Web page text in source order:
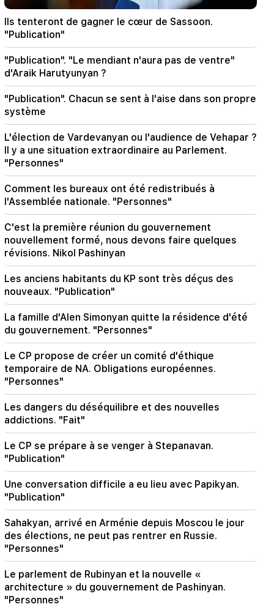
Cadeau coûteux d'Anahit Kirakosyan et de son
ex-mari pour le mariage de sa fille (vidéo)
23:58
Pezeshkian a remercié les pays voisins pour leur
22:58
13 passagers de l'avion ont été blessés. Inde
22:15
Convoquer Garegin B. Vepahari devant le
tribunal est inacceptable et répréhensible. Aram
Ier
Un grand incendie s'est déclaré dans une
décharge près du district de Silikyan à Erevan
Il y a eu des changements dans les lignes de bus
à Erevan
21:30
La vie d'Erevan est sur l'autel. Vardanyan sur la
qualité de l'air à Erevan (vidéo)
21:16
Ils essaient ainsi de me faire taire, car ils n’y
parviennent pas à l’Assemblée nationale. Edgar
Ghazarian
20:30
"Innadu" de Kocharyan, Sargsyan, Ter-
Petrosyan. ce gouvernement ne fait rien pour le
pays (vidéo)
20:05
Nouvelle accusation contre Gagik Tsarukyan.
Trump a choisi son successeur (vidéo)
19:37 Important
Liberté pour tous les Arméniens dans les
prisons de Bakou. Abrahamyen
Ils tenteront de gagner le cœur de Sassoon.
"Publication"
"Publication". "Le mendiant n'aura pas de ventre"
d'Araik Harutyunyan ?
"Publication". Chacun se sent à l'aise dans son propre
système
L'élection de Vardevanyan ou l'audience de Vehapar ?
Il y a une situation extraordinaire au Parlement.
"Personnes"
Comment les bureaux ont été redistribués à
l'Assemblée nationale. "Personnes"
C'est la première réunion du gouvernement
nouvellement formé, nous devons faire quelques
révisions. Nikol Pashinyan
Les anciens habitants du KP sont très déçus des
nouveaux. "Publication"
La famille d'Alen Simonyan quitte la résidence d'été
du gouvernement. "Personnes"
Le CP propose de créer un comité d'éthique
temporaire de NA. Obligations européennes.
"Personnes"
Les dangers du déséquilibre et des nouvelles
addictions. "Fait"
Le CP se prépare à se venger à Stepanavan.
"Publication"
Une conversation difficile a eu lieu avec Papikyan.
"Publication"
Sahakyan, arrivé en Arménie depuis Moscou le jour
des élections, ne peut pas rentrer en Russie.
"Personnes"
Le parlement de Rubinyan et la nouvelle «
architecture » du gouvernement de Pashinyan.
"Personnes"